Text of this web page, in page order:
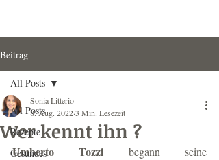
Beitrag
All Posts
Rezepte
Gesundes
All Posts
Wer kennt ihn ?
Sonia Litterio
8. Aug. 20223 Min. Lesezeit
Umberto Tozzi begann seine